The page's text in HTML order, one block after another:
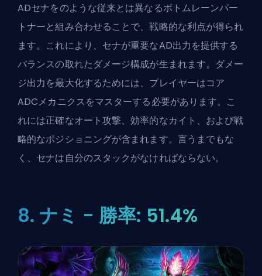
ADセナをのような従来とは異なるボトムレーンパー
トナーと組み合わせることで、戦略的な利点が得られ
ます。これにより、セナが重要なAD出力を提供する
バランスの取れたダメージ構成が生まれます。ダメー
ジ出力を最大化するためには、プレイヤーはコア
ADCメカニクスをマスターする必要があります。こ
れには正確なオート攻撃、効率的なカイト、および戦
略的なポジショニングが含まれます。言うまでもな
く、セナは自分のスタックがなければならない。
8. ナミ - 勝率: 51.4%